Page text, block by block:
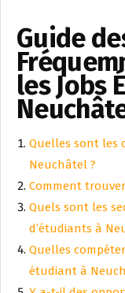
Guide
les Jobs
Quelles sont les
Neuchâtel ?
Comment
Quels sont les
d’étudiants à
Quelles
étudiant à